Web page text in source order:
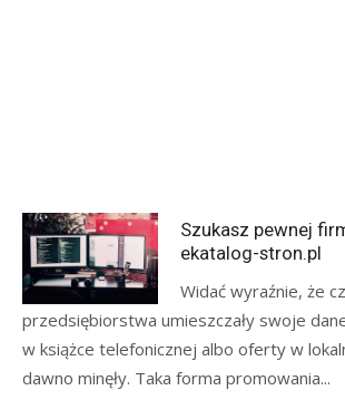
Szukasz pewnej
ekatalog-stron.pl
Widać wyraźnie, że
przedsiębiorstwa umieszczały swoje
w książce telefonicznej albo oferty w
dawno minęły. Taka forma promowania...